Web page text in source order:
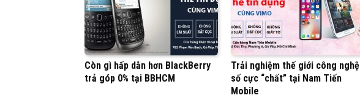
Còn gì hấp dẫn hơn BlackBerry
trả góp 0% tại BBHCM
Trải nghiệm thế giới công nghệ
số cực “chất” tại Nam Tiến
Mobile